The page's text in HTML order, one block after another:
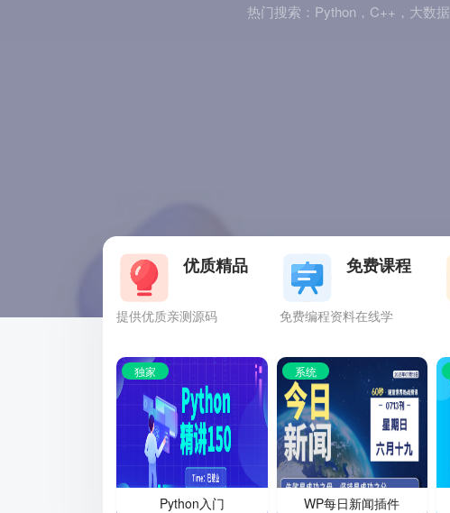
热门搜索： Python ， C++ ， 大数据
优质精品
提供优质亲测源码
免费课程
免费编程资料在线学
Python入门
独家
WP每日新闻插件
系统